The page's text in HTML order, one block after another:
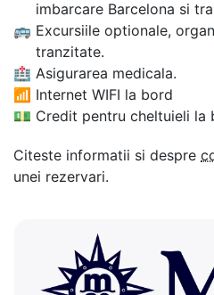
imbarcare Barcelona si
🚌 Excursiile optionale,
tranzitate.
🏥 Asigurarea medicala.
📶 Internet WIFI la bord
💵 Credit pentru cheltuieli la
Citeste informatii si despre
unei rezervari.